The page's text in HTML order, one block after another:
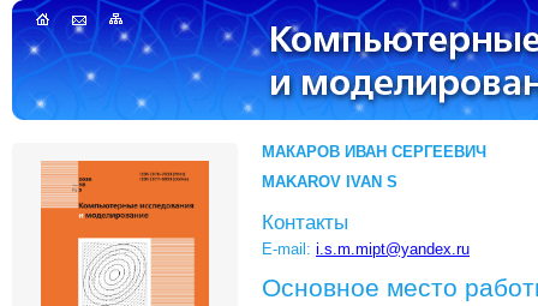
МАКАРОВ ИВАН СЕРГЕЕВИЧ
MAKAROV IVAN S
Контакты
E-mail: i.s.m.mipt@yandex.ru
Основное место